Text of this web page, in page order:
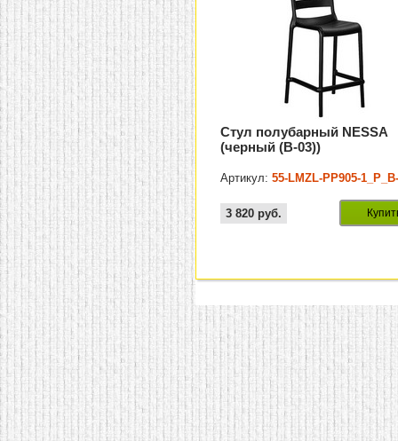
Стул полубарный NESSA
(черный (B-03))
Артикул:55-LMZL-PP905-
3 820 руб.